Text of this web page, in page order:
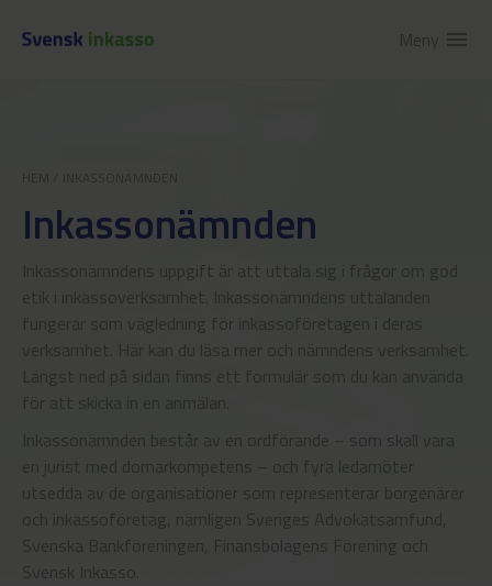
Meny menu
Inkassonämnden
Inkassonämndens uppgift är att uttala sig i frågor om god
etik i inkassoverksamhet. Inkassonämndens uttalanden
fungerar som vägledning för inkassoföretagen i deras
verksamhet. Här kan du läsa mer och nämndens verksamhet.
Längst ned på sidan finns ett formulär som du kan använda
för att skicka in en anmälan.
Inkassonämnden består av en ordförande – som skall vara
en jurist med domarkompetens – och fyra ledamöter
utsedda av de organisationer som representerar borgenärer
och inkassoföretag, nämligen Sveriges Advokatsamfund,
Svenska Bankföreningen, Finansbolagens Förening och
Svensk Inkasso.